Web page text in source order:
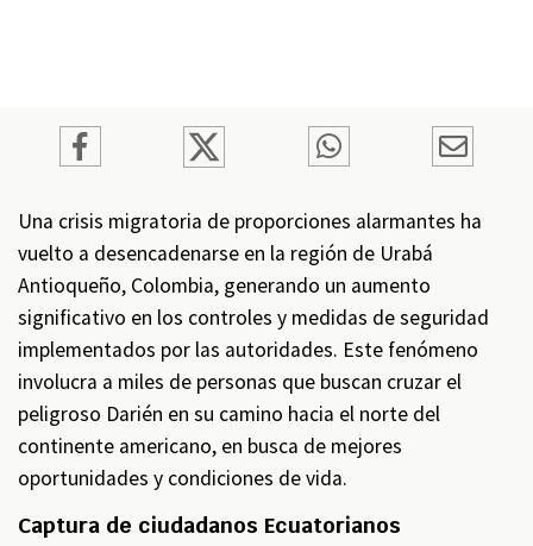
Una crisis migratoria de proporciones alarmantes ha
vuelto a desencadenarse en la región de Urabá
Antioqueño, Colombia, generando un aumento
significativo en los controles y medidas de seguridad
implementados por las autoridades. Este fenómeno
involucra a miles de personas que buscan cruzar el
peligroso Darién en su camino hacia el norte del
continente americano, en busca de mejores
oportunidades y condiciones de vida.
Captura de ciudadanos Ecuatorianos